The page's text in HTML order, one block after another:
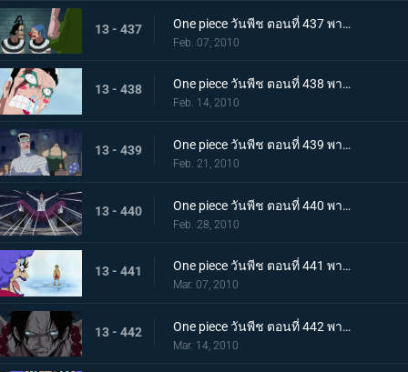
13 - 437 One piece วันพีช ตอนที่ 437 พากย์ไทย เพราะเราคือเพื่อนกัน บอนเครบุกเข้าช่วยอย่างไม่คิดชีวิต
Feb. 07, 2010
13 - 438 One piece วันพีช ตอนที่ 438 พากย์ไทย สรวงสวรรค์ในนรก อิมเพลดาวน์ชั้นที่ 5.5
Feb. 14, 2010
13 - 439 One piece วันพีช ตอนที่ 439 พากย์ไทย เริ่มการรักษาลูฟี่! ด้วยพลังปาฎิหาริย์ของคุณอีวา!
Feb. 21, 2010
13 - 440 One piece วันพีช ตอนที่ 440 พากย์ไทย จงเชื่อในปาฎิหาริย์! เสียงเชียร์จากจิตวิญญาณของบอนเคร
Feb. 28, 2010
13 - 441 One piece วันพีช ตอนที่ 441 พากย์ไทย ลูฟี่ฟื้นคืนชีพ! คุณอีวาเริ่มแผนการแหกคุก!!
Mar. 07, 2010
13 - 442 One piece วันพีช ตอนที่ 442 พากย์ไทย เริ่มการส่งตัวเอส! การต่อสู้ในเลเวล 6 ที่อยู่ลึกสุด!!
Mar. 14, 2010